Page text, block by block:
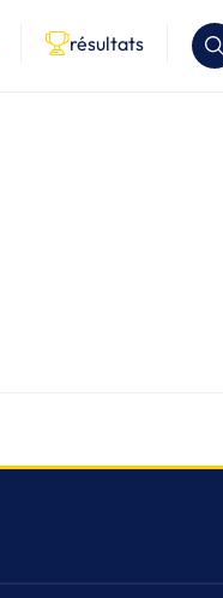
résultats